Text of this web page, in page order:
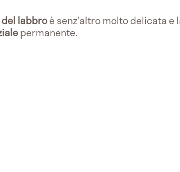
labbroè senz'altro molto delicata e
permanente.